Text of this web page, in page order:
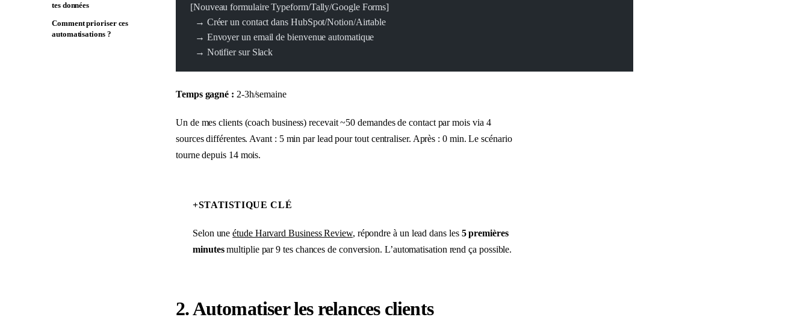
tes données
Comment prioriser ces
automatisations ?
[Nouveau formulaire Typeform/Tally/Google Forms]
  → Créer un contact dans HubSpot/Notion/Airtable
  → Envoyer un email de bienvenue automatique
  → Notifier sur Slack
Temps gagné : 2-3h/semaine
Un de mes clients (coach business) recevait ~50 demandes de contact par mois via 4
sources différentes. Avant : 5 min par lead pour tout centraliser. Après : 0 min. Le scénario
tourne depuis 14 mois.
+STATISTIQUE CLÉ
Selon uneétude Harvard Business Review, répondre à un lead dans les 5 premières
minutesmultiplie par 9 tes chances de conversion. L’automatisation rend ça possible.
2. Automatiser les relances clients